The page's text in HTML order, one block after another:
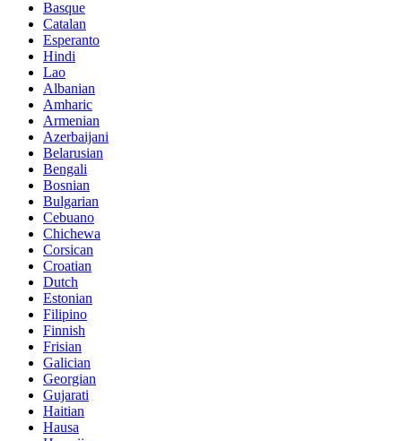
Basque
Catalan
Esperanto
Hindi
Lao
Albanian
Amharic
Armenian
Azerbaijani
Belarusian
Bengali
Bosnian
Bulgarian
Cebuano
Chichewa
Corsican
Croatian
Dutch
Estonian
Filipino
Finnish
Frisian
Galician
Georgian
Gujarati
Haitian
Hausa